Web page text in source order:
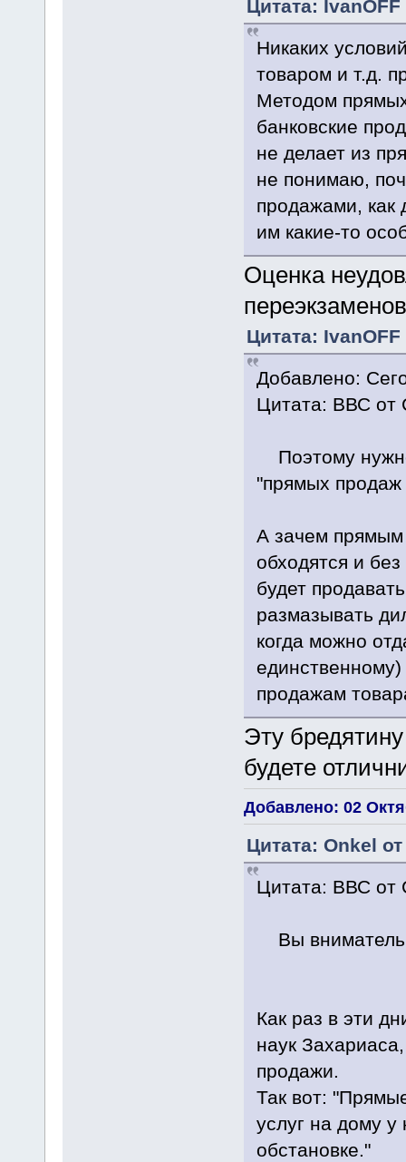
Цитата:
Никаких
товаром и т.д.
Методом
банковские
не делает из
не понимаю,
продажами, как
им какие-то
Оценка
Цитата:
Добавлено:
Цитата: ВВС от
Поэтому
"прямых продаж
А зачем прямым
обходятся и
будет
размазывать
когда можно
продажам
Эту
будете
Добавлено: 02
Цитата: Onkel
Цитата: ВВС от
Вы
Как раз в эти
наук
продажи.
Так вот:
услуг на дому
обстановке."